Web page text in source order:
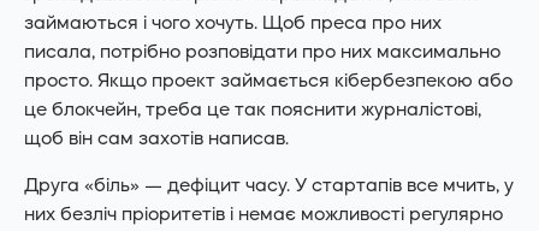
займаються і чого хочуть. Щоб преса про них
писала, потрібно розповідати про них максимально
просто. Якщо проект займається кібербезпекою або
це блокчейн, треба це так пояснити журналістові,
щоб він сам захотів написав.
Друга «біль» — дефіцит часу. У стартапів все мчить, у
них безліч пріоритетів і немає можливості регулярно